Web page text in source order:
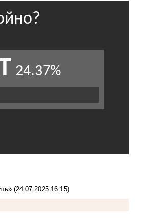
(24.07.2025 16:15)